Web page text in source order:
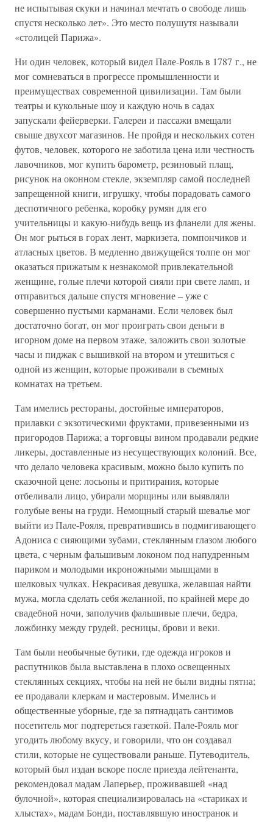
не испытывая скуки и начинал мечтать о свободе лишь
спустя несколько лет». Это место полушутя называли
«столицей Парижа».
Ни один человек, который видел Пале-Рояль в 1787 г., не
мог сомневаться в прогрессе промышленности и
преимуществах современной цивилизации. Там были
театры и кукольные шоу и каждую ночь в садах
запускали фейерверки. Галереи и пассажи вмещали
свыше двухсот магазинов. Не пройдя и нескольких сотен
футов, человек, которого не заботила цена или честность
лавочников, мог купить барометр, резиновый плащ,
рисунок на оконном стекле, экземпляр самой последней
запрещенной книги, игрушку, чтобы порадовать самого
деспотичного ребенка, коробку румян для его
учительницы и какую-нибудь вещь из фланели для жены.
Он мог рыться в горах лент, маркизета, помпончиков и
атласных цветов. В медленно движущейся толпе он мог
оказаться прижатым к незнакомой привлекательной
женщине, голые плечи которой сияли при свете ламп, и
отправиться дальше спустя мгновение – уже с
совершенно пустыми карманами. Если человек был
достаточно богат, он мог проиграть свои деньги в
игорном доме на первом этаже, заложить свои золотые
часы и пиджак с вышивкой на втором и утешиться с
одной из женщин, которые проживали в съемных
комнатах на третьем.
Там имелись рестораны, достойные императоров,
прилавки с экзотическими фруктами, привезенными из
пригородов Парижа; а торговцы вином продавали редкие
ликеры, доставленные из несуществующих колоний. Все,
что делало человека красивым, можно было купить по
сказочной цене: лосьоны и притирания, которые
отбеливали лицо, убирали морщины или выявляли
голубые вены на груди. Немощный старый шевалье мог
выйти из Пале-Рояля, превратившись в подмигивающего
Адониса с сияющими зубами, стеклянным глазом любого
цвета, с черным фальшивым локоном под напудренным
париком и молодыми икроножными мышцами в
шелковых чулках. Некрасивая девушка, желавшая найти
мужа, могла сделать себя желанной, по крайней мере до
свадебной ночи, заполучив фальшивые плечи, бедра,
ложбинку между грудей, ресницы, брови и веки.
Там были необычные бутики, где одежда игроков и
распутников была выставлена в плохо освещенных
стеклянных секциях, чтобы на ней не были видны пятна;
ее продавали клеркам и мастеровым. Имелись и
общественные уборные, где за пятнадцать сантимов
посетитель мог подтереться газеткой. Пале-Рояль мог
угодить любому вкусу, и говорили, что он создавал
стили, которые не существовали раньше. Путеводитель,
который был издан вскоре после приезда лейтенанта,
рекомендовал мадам Лаперьер, проживавшей «над
булочной», которая специализировалась на «стариках и
хлыстах», мадам Бонди, поставлявшую иностранок и